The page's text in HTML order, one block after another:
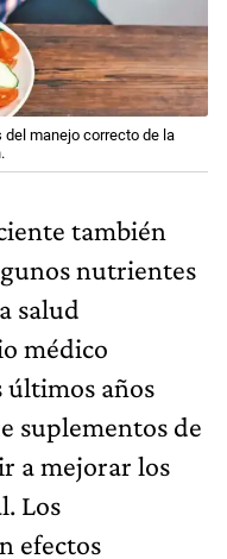
del manejo correcto de la
también
nutrientes
salud
médico
años
suplementos de
a mejorar los
Los
efectos